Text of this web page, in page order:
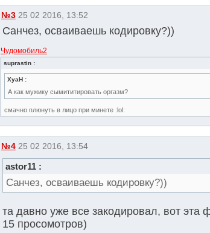
№3 25 02 2016, 13:52
Санчез, осваиваешь кодировку?))
Чудомобиль2
suprastin :
XyaH :
А как мужику сымититировать оргазм?
смачно плюнуть в лицо при минете :lol:
№4 25 02 2016, 13:54
astor11 :
Санчез, осваиваешь кодировку?))
та давно уже все закодировал, вот эта
15 просомотров)